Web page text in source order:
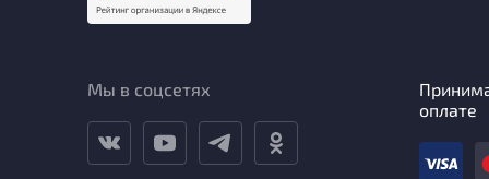
Мы в соцсетях
оплате